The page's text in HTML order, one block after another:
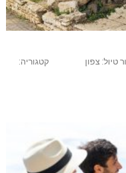
אזור טיול: צפון קטגוריה: